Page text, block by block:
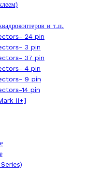
и т.п.
24 pin
3 pin
37 pin
4 pin
9 pin
14 pin
II+]